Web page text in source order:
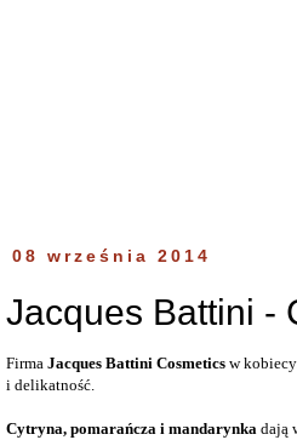
08 września 2014
Jacques Battini -
Firma Jacques Battini Cosmeticsw
i delikatność.
Cytryna, pomarańcza i mandarynkadają